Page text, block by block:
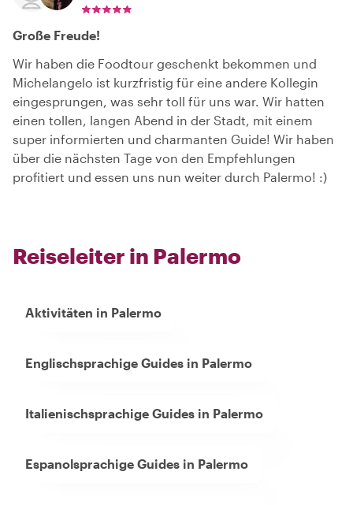
Große Freude!
Wir haben die Foodtour geschenkt bekommen und
Michelangelo ist kurzfristig für eine andere Kollegin
eingesprungen, was sehr toll für uns war. Wir hatten
einen tollen, langen Abend in der Stadt, mit einem
super informierten und charmanten Guide! Wir haben
über die nächsten Tage von den Empfehlungen
profitiert und essen uns nun weiter durch Palermo! :)
Reiseleiter in Palermo
Aktivitäten in Palermo
Englischsprachige Guides in Palermo
Italienischsprachige Guides in Palermo
Espanolsprachige Guides in Palermo